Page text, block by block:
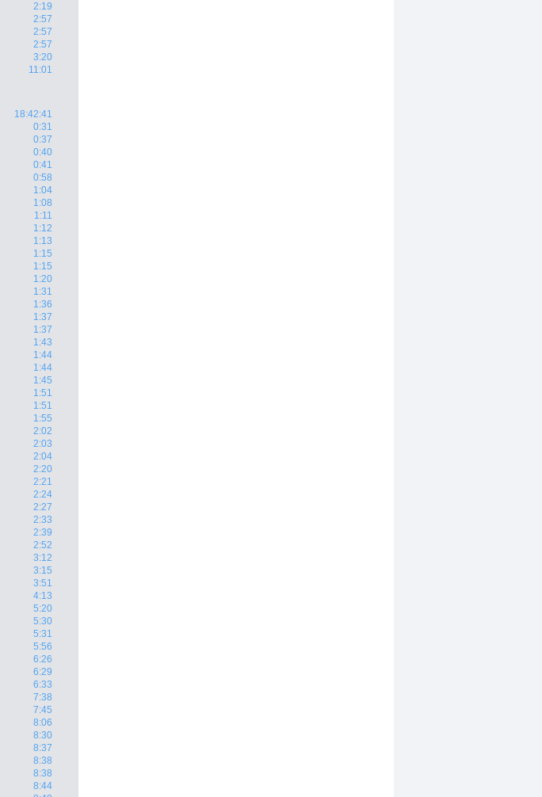
2:19
2:57
2:57
2:57
3:20
11:01
18:42:41
0:31
0:37
0:40
0:41
0:58
1:04
1:08
1:11
1:12
1:13
1:15
1:15
1:20
1:31
1:36
1:37
1:37
1:43
1:44
1:44
1:45
1:51
1:51
1:55
2:02
2:03
2:04
2:20
2:21
2:24
2:27
2:33
2:39
2:52
3:12
3:15
3:51
4:13
5:20
5:30
5:31
5:56
6:26
6:29
6:33
7:38
7:45
8:06
8:30
8:37
8:38
8:38
8:44